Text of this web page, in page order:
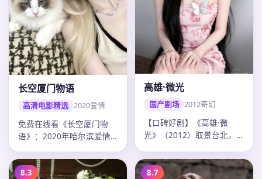
长空厦门物语
高清电影精选 2020爱情
免费在线看《长空厦门物
语》：2020年哈尔滨爱情
晓彤、易…
高雄·微光
国产剧场 2012奇幻
【口碑好剧】《高雄·微
光》（2012）取景台北，
陈意涵，…
8.3 8.7